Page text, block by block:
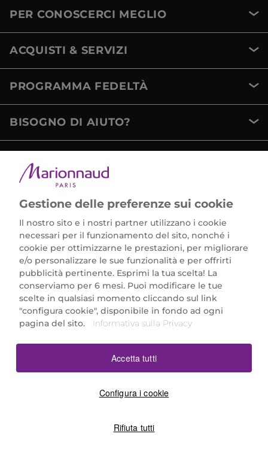
PER CONOSCERCI MEGLIO
ACQUISTI & SERVIZI
PROGRAMMA FEDELTÀ
BISOGNO DI AIUTO?
Marionnaud Parfumeries Italia S.r.l.
Largo Fiera Milano 5, 20017 Rho (MI)
REA Milano 1650024 con P.IVA 13425220152.
SCARICA LA NOSTRA APP
Gestione delle preferenze sui cookie
Il nostro sito e i nostri partner utilizzano i cookie
necessari per il funzionamento del sito, nonché i
cookie per ottimizzarne le prestazioni, per migliorare
e/o personalizzare le sue funzionalità e per offrirti
pubblicità pertinente. Esprimi la tua scelta! La
conserviamo per 6 mesi. Puoi modificare le tue
scelte in qualsiasi momento cliccando sul link
"configura cookie", disponibile in fondo ad ogni
pagina del sito.
Informativa sulla Privacy
Configura i cookie
Rifiuta tutti
Accetta tutti